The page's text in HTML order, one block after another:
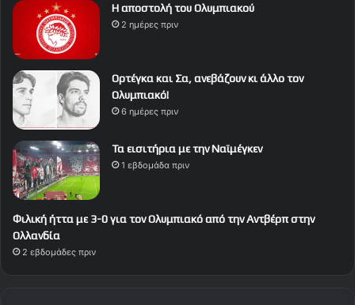
Η αποστολή του Ολυμπιακού
2 ημέρες πριν
Ορτέγκα και Σα, ανεβάζουν κι άλλο τον
Ολυμπιακό!
6 ημέρες πριν
Τα εισιτήρια με την Ναϊμέγκεν
1 εβδομάδα πριν
Φιλική ήττα με 3-0 για τον Ολυμπιακό από την Αντβέρπ στην
Ολλανδία
2 εβδομάδες πριν